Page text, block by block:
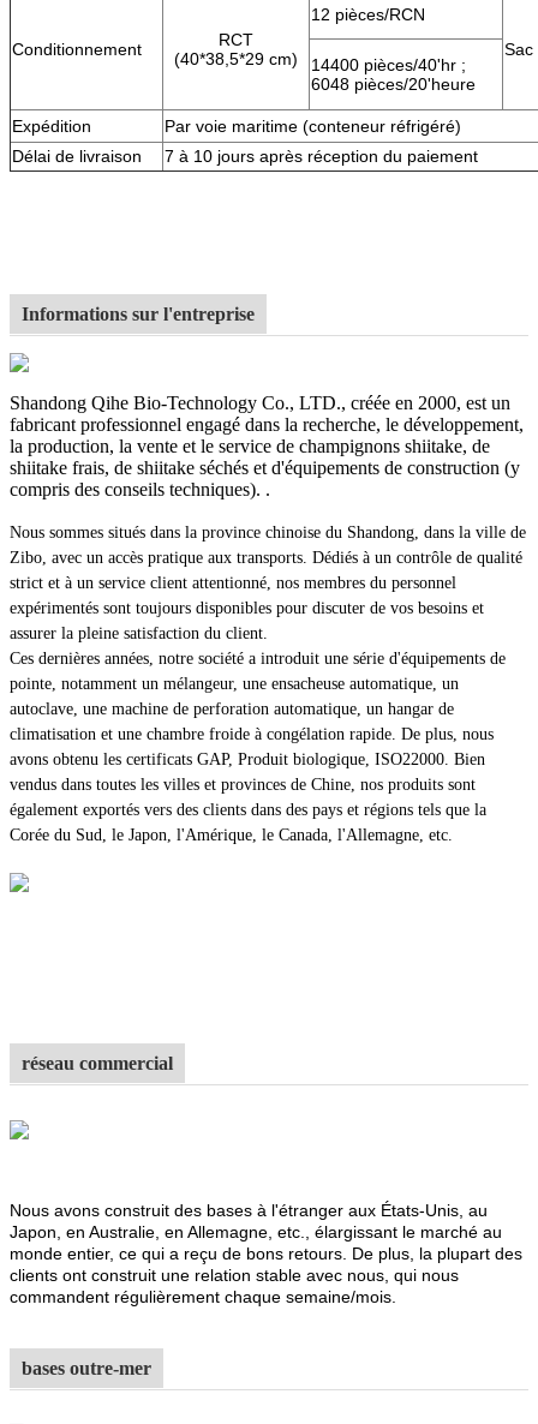
Conditionnement
RCT
(40*38,5*29 cm)
12 pièces/RCN
Sac
14400 pièces/40'hr ;
6048 pièces/20'heure
Expédition
Par voie maritime (conteneur réfrigéré)
Délai de livraison
7 à 10 jours après réception du paiement
Informations sur l'entreprise
Shandong Qihe Bio-Technology Co., LTD., créée en 2000, est un
fabricant professionnel engagé dans la recherche, le développement,
la production, la vente et le service de champignons shiitake, de
shiitake frais, de shiitake séchés et d'équipements de construction (y
compris des conseils techniques). .
Nous sommes situés dans la province chinoise du Shandong, dans la ville de
Zibo, avec un accès pratique aux transports. Dédiés à un contrôle de qualité
strict et à un service client attentionné, nos membres du personnel
expérimentés sont toujours disponibles pour discuter de vos besoins et
assurer la pleine satisfaction du client.
Ces dernières années, notre société a introduit une série d'équipements de
pointe, notamment un mélangeur, une ensacheuse automatique, un
autoclave, une machine de perforation automatique, un hangar de
climatisation et une chambre froide à congélation rapide. De plus, nous
avons obtenu les certificats GAP, Produit biologique, ISO22000. Bien
vendus dans toutes les villes et provinces de Chine, nos produits sont
également exportés vers des clients dans des pays et régions tels que la
Corée du Sud, le Japon, l'Amérique, le Canada, l'Allemagne, etc.
réseau commercial
Nous avons construit des bases à l'étranger aux États-Unis, au
Japon, en Australie, en Allemagne, etc., élargissant le marché au
monde entier, ce qui a reçu de bons retours. De plus, la plupart des
clients ont construit une relation stable avec nous, qui nous
commandent régulièrement chaque semaine/mois.
bases outre-mer